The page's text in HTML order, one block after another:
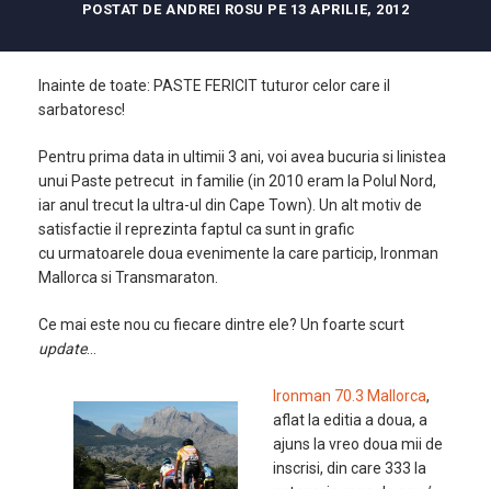
POSTAT DE ANDREI ROSU PE 13 APRILIE, 2012
Inainte de toate: PASTE FERICIT tuturor celor care il
sarbatoresc!
Pentru prima data in ultimii 3 ani, voi avea bucuria si linistea
unui Paste petrecut in familie (in 2010 eram la Polul Nord,
iar anul trecut la ultra-ul din Cape Town). Un alt motiv de
satisfactie il reprezinta faptul ca sunt in grafic
cu urmatoarele doua evenimente la care particip, Ironman
Mallorca si Transmaraton.
Ce mai este nou cu fiecare dintre ele? Un foarte scurt
update…
Ironman 70.3 Mallorca,
aflat la editia a doua, a
ajuns la vreo doua mii de
inscrisi, din care 333 la